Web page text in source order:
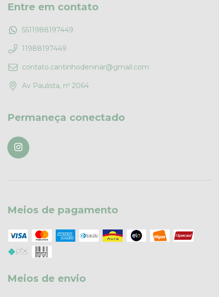
Entre em contato
5511988197449
11988197449
contato.cantinhodeninar@gmail.com
Av Paulista, nº 2064
Permaneça conectado
Meios de pagamento
Meios de envio